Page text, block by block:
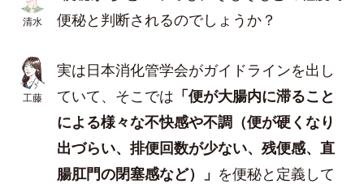
清水
便秘と判断されるのでしょうか？
工藤
実は日本消化管学会がガイドラインを出し
ていて、そこでは 「便が大腸内に滞ること
による様々な不快感や不調（便が硬くなり
出づらい、排便回数が少ない、残便感、直
腸肛門の閉塞感など）」 を便秘と定義して